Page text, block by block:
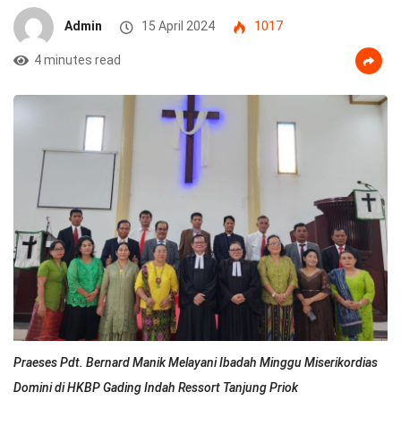
Admin 15 April 2024 1017
4 minutes read
Praeses Pdt. Bernard Manik Melayani Ibadah Minggu Miserikordias
Domini di HKBP Gading Indah Ressort Tanjung Priok